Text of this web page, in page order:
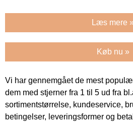
Læs mere
Køb nu »
Vi har gennemgået de mest
dem med stjerner fra 1 til 5 ud fra
sortimentstørrelse, kundeservice,
betingelser, leveringsformer og